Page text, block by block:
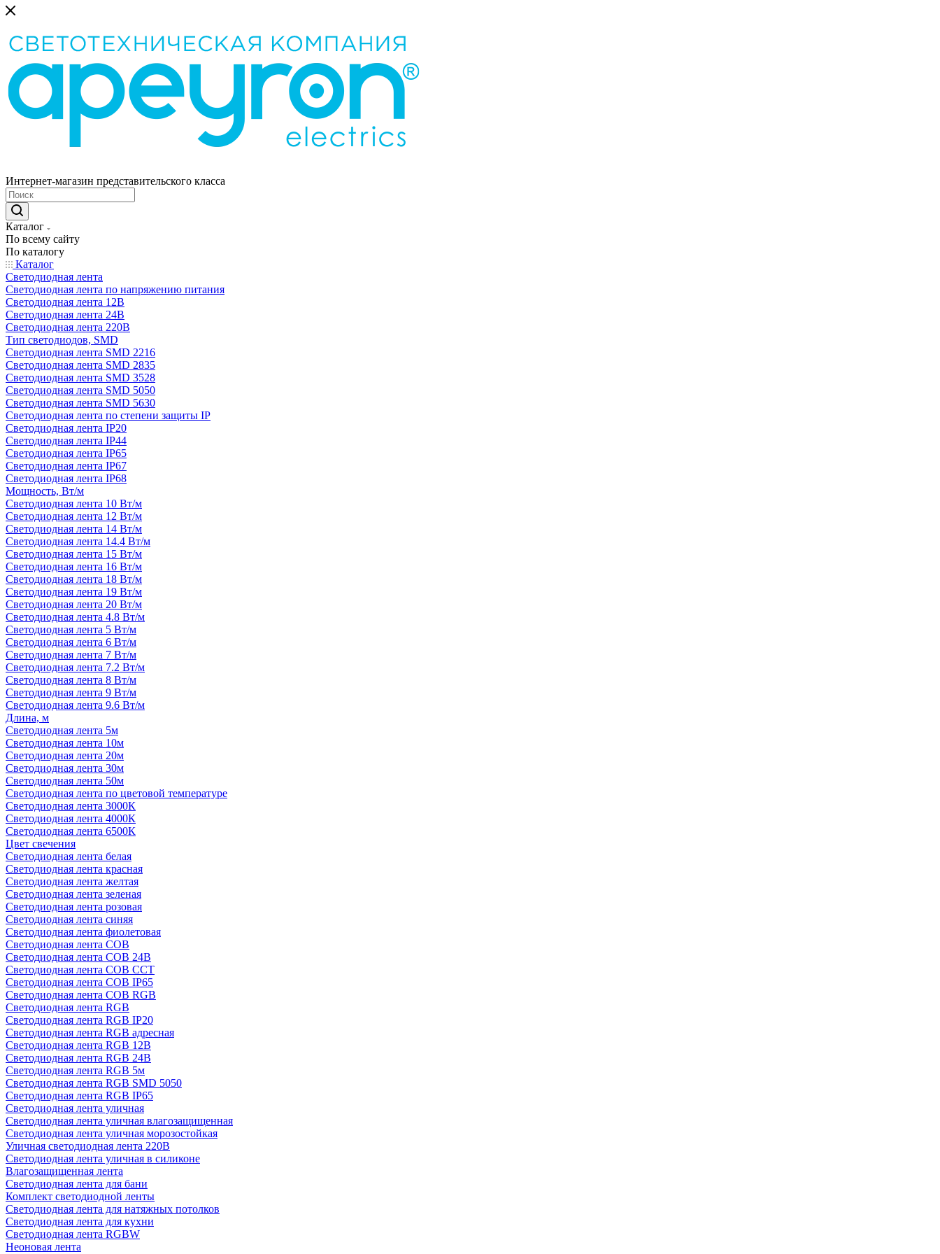
Интернет-магазин представительского класса
Каталог
По всему сайту
По каталогу
Каталог
Светодиодная лента
Светодиодная лента по напряжению питания
Светодиодная лента 12В
Светодиодная лента 24В
Светодиодная лента 220В
Тип светодиодов, SMD
Cветодиодная лента SMD 2216
Светодиодная лента SMD 2835
Светодиодная лента SMD 3528
Светодиодная лента SMD 5050
Светодиодная лента SMD 5630
Светодиодная лента по степени защиты IP
Светодиодная лента IP20
Светодиодная лента IP44
Светодиодная лента IP65
Светодиодная лента IP67
Светодиодная лента IP68
Мощность, Вт/м
Светодиодная лента 10 Вт/м
Светодиодная лента 12 Вт/м
Светодиодная лента 14 Вт/м
Светодиодная лента 14.4 Вт/м
Светодиодная лента 15 Вт/м
Светодиодная лента 16 Вт/м
Светодиодная лента 18 Вт/м
Светодиодная лента 19 Вт/м
Светодиодная лента 20 Вт/м
Светодиодная лента 4.8 Вт/м
Светодиодная лента 5 Вт/м
Светодиодная лента 6 Вт/м
Светодиодная лента 7 Вт/м
Светодиодная лента 7.2 Вт/м
Светодиодная лента 8 Вт/м
Светодиодная лента 9 Вт/м
Светодиодная лента 9.6 Вт/м
Длина, м
Светодиодная лента 5м
Светодиодная лента 10м
Светодиодная лента 20м
Светодиодная лента 30м
Светодиодная лента 50м
Светодиодная лента по цветовой температуре
Светодиодная лента 3000К
Светодиодная лента 4000К
Светодиодная лента 6500К
Цвет свечения
Светодиодная лента белая
Светодиодная лента красная
Светодиодная лента желтая
Светодиодная лента зеленая
Светодиодная лента розовая
Светодиодная лента синяя
Светодиодная лента фиолетовая
Светодиодная лента COB
Светодиодная лента COB 24В
Светодиодная лента COB CCT
Светодиодная лента COB IP65
Светодиодная лента COB RGB
Светодиодная лента RGB
Светодиодная лента RGB IP20
Светодиодная лента RGB адресная
Светодиодная лента RGB 12В
Светодиодная лента RGB 24В
Светодиодная лента RGB 5м
Светодиодная лента RGB SMD 5050
Светодиодная лента RGB IP65
Светодиодная лента уличная
Светодиодная лента уличная влагозащищенная
Светодиодная лента уличная морозостойкая
Уличная светодиодная лента 220В
Светодиодная лента уличная в силиконе
Влагозащищенная лента
Светодиодная лента для бани
Комплект светодиодной ленты
Светодиодная лента для натяжных потолков
Светодиодная лента для кухни
Светодиодная лента RGBW
Неоновая лента